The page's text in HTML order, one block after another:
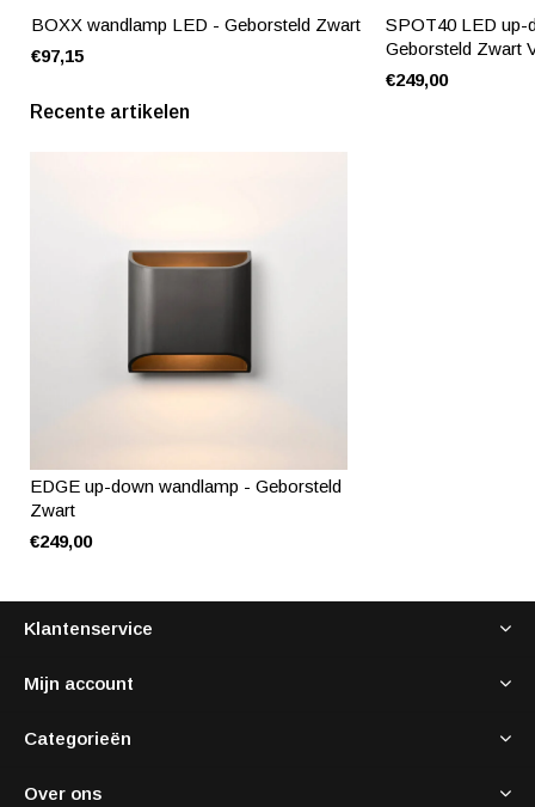
BOXX wandlamp LED - Geborsteld Zwart
€97,15
SPOT40 LED up-
Geborsteld Zwart
€249,00
Recente artikelen
EDGE up-down wandlamp - Geborsteld
Zwart
€249,00
Klantenservice
Mijn account
Categorieën
Over ons